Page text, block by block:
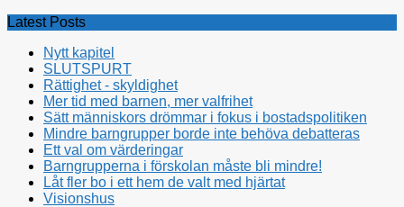
Latest Posts
Nytt kapitel
SLUTSPURT
Rättighet - skyldighet
Mer tid med barnen, mer valfrihet
Sätt människors drömmar i fokus i bostadspolitiken
Mindre barngrupper borde inte behöva debatteras
Ett val om värderingar
Barngrupperna i förskolan måste bli mindre!
Låt fler bo i ett hem de valt med hjärtat
Visionshus